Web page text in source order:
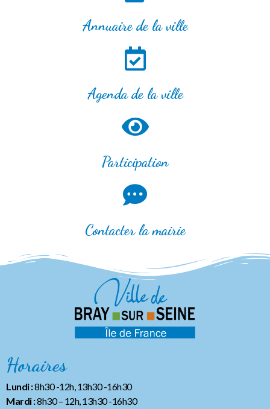
Annuaire de la ville
Agenda de la ville
Participation
Contacter la mairie
Horaires
Lundi :8h30 -12h, 13h30 -16h30
Mardi :8h30 – 12h, 13h30 -16h30